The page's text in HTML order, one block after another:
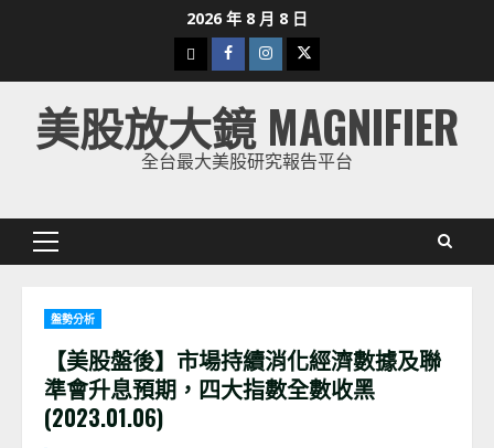
2026 年 8 月 8 日
下
載
美
股
Facebook
Instagram
Twitter
美股放大鏡 MAGNIFIER
全台最大美股研究報告平台
Primary
盤勢分析
【美股盤後】市場持續消化經濟數據及聯
準會升息預期，四大指數全數收黑
(2023.01.06)